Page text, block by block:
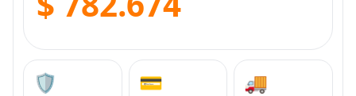
🛡️ 💳 🚚